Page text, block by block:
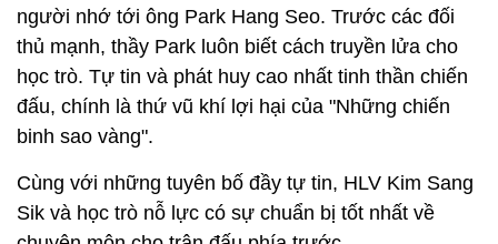
người nhớ tới ông Park Hang Seo. Trước các đối
thủ mạnh, thầy Park luôn biết cách truyền lửa cho
học trò. Tự tin và phát huy cao nhất tinh thần chiến
đấu, chính là thứ vũ khí lợi hại của "Những chiến
binh sao vàng".
Cùng với những tuyên bố đầy tự tin, HLV Kim Sang
Sik và học trò nỗ lực có sự chuẩn bị tốt nhất về